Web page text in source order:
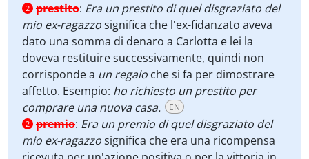
2 prestito: Era un prestito di quel disgraziato del
mio ex-ragazzosignifica che l'ex-fidanzato aveva
dato una somma di denaro a Carlotta e lei la
doveva restituire successivamente, quindi non
corrisponde a un regalo che si fa per dimostrare
affetto. Esempio: ho richiesto un prestito per
comprare una nuova casa.
EN
2 premio: Era un premio di quel disgraziato del
mio ex-ragazzosignifica che era una ricompensa